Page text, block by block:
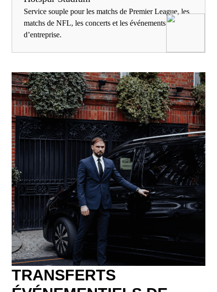
Service souple pour les matchs de Premier League, les
matchs de NFL, les concerts et les événements
d’entreprise.
TRANSFERTS